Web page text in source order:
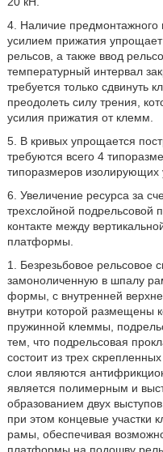
4. Наличие
усилием прижатия
рельсов, а также ввод
температурный интервал
требуется только сдвинуть
преодолеть силу трения,
усилия прижатия от клемм.
5. В кривых упрощается
требуются всего 4
типоразмеров изолирующих
6. Увеличение ресурса за
трехслойной подрельсовой
контакте между
платформы.
1. Безрезьбовое рельсовое
замоноличенную в шпалу
формы, с внутренней
внутри которой размещены
пружинной клеммы,
тем, что подрельсовая
состоит из трех
слои являются
является полимерным и
образованием двух
при этом концевые
рамы, обеспечивая